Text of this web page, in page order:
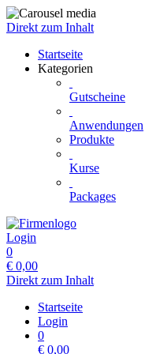
Direkt zum Inhalt
Startseite
Kategorien
Gutscheine
Anwendungen
Produkte
Kurse
Packages
Login
0
€ 0,00
Direkt zum Inhalt
Startseite
Login
0
€ 0,00